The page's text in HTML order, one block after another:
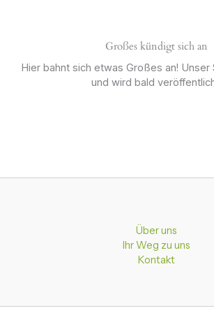
Großes kündigt sich an
Hier bahnt sich etwas Großes an! Unser
und wird bald
Über uns
Ihr Weg zu uns
Kontakt